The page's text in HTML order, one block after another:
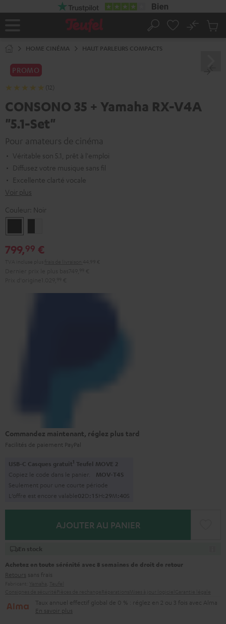
Page
Rechercher
No
HOME CINÉMA HAUT PARLEURS COMPACTS
PROMO
(12)
CONSONO 35 + Yamaha RX-V4A
"5.1-Set"
Pour amateurs de cinéma
Véritable son 5.1, prêt à l'emploi
Diffusez votre musique sans fil
Excellente clarté vocale
Voir plus
Couleur: Noir
Blanc
799,99 €
Commandez maintenant, réglez plus tard
Facilités de paiement PayPal
USB-C Casques gratuit1 Teufel MOVE 2
Copiez le code dans le panier. MOV-T4S
Seulement pour une courte période
L’offre est encore valable02D:1 5H: 29M:39S
AJOUTER AU PANIER
En stock
Achetez en toute sérénité avec 8 semaines de droit de retour
Retours sans frais
Taux annuel effectif global de 0 % : réglez en 2 ou 3 fois avec Alma
En savoir plus